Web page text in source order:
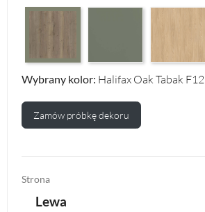
Wybrany kolor: Halifax Oak Tabak
Zamów próbkę dekoru
Strona